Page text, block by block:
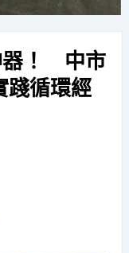
器！ 中市
踐循環經